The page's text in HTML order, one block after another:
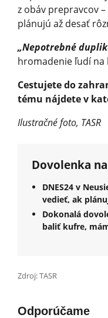
z obáv prepravcov
plánujú až desať
„Nepotrebné
hromadenie ľudí na
Cestujete do
tému nájdete v
Ilustračné foto, TASR
Dovolenka
DNES24 v
vedieť, ak
Dokonalá
baliť kufre,
Zdroj: TASR
Odporúčame